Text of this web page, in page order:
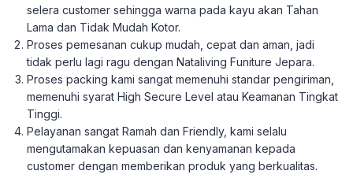
selera customer sehingga warna pada kayu akan Tahan
Lama dan Tidak Mudah Kotor.
Proses pemesanan cukup mudah, cepat dan aman, jadi
tidak perlu lagi ragu dengan Nataliving Funiture Jepara.
Proses packing kami sangat memenuhi standar pengiriman,
memenuhi syarat High Secure Level atau Keamanan Tingkat
Tinggi.
Pelayanan sangat Ramah dan Friendly, kami selalu
mengutamakan kepuasan dan kenyamanan kepada
customer dengan memberikan produk yang berkualitas.